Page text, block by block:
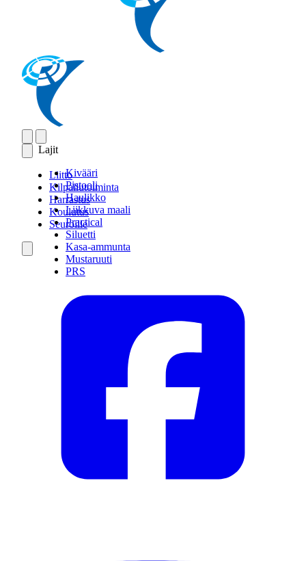
Lajit
Kivääri
Pistooli
Haulikko
Liikkuva maali
Practical
Siluetti
Kasa-ammunta
Mustaruuti
PRS
Liitto
Kilpailutoiminta
Harrastus
Koulutus
Seuroille